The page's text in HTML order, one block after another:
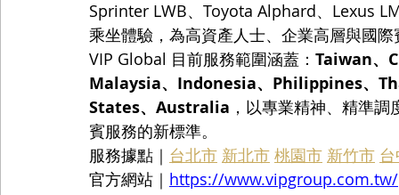
Sprinter LWB、Toyota Alphard、Lexus
乘坐體驗，為高資產人士、企業高層與國
VIP Global 目前服務範圍涵蓋： Taiwan、
Malaysia、Indonesia、Philippines、
States、Australia ，以專業精神、精準
賓服務的新標準。
服務據點｜ 台北市 新北市 桃園市 新竹市
官方網站｜ https://www.vipgroup.com.tw/